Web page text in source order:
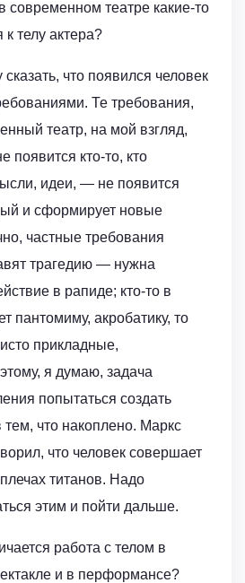
современном театре какие-то
телу актера?
что появился человек
Те требования,
театр, на мой взгляд,
появится кто-то, кто
идеи, — не появится
и сформирует новые
частные требования
трагедию — нужна
в рапиде; кто-то в
пантомиму, акробатику, то
прикладные,
я думаю, задача
попытаться создать
что накоплено. Маркс
что человек совершает
титанов. Надо
этим и пойти дальше.
работа с телом в
и в перформансе?